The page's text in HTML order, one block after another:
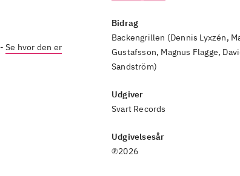
-Se hvor den er
Bidrag
Backengrillen (Dennis Lyxzén,
Gustafsson, Magnus Flagge,
Sandström)
Udgiver
Svart Records
Udgivelsesår
℗2026